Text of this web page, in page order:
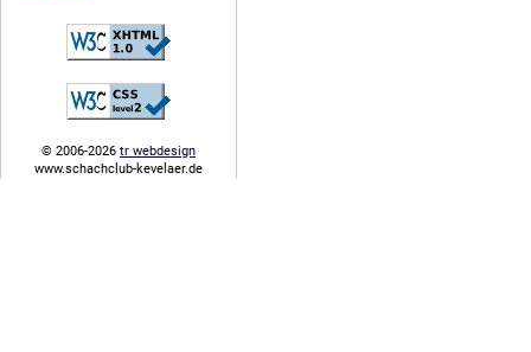
© 2006-2026 tr webdesign
www.schachclub-kevelaer.de